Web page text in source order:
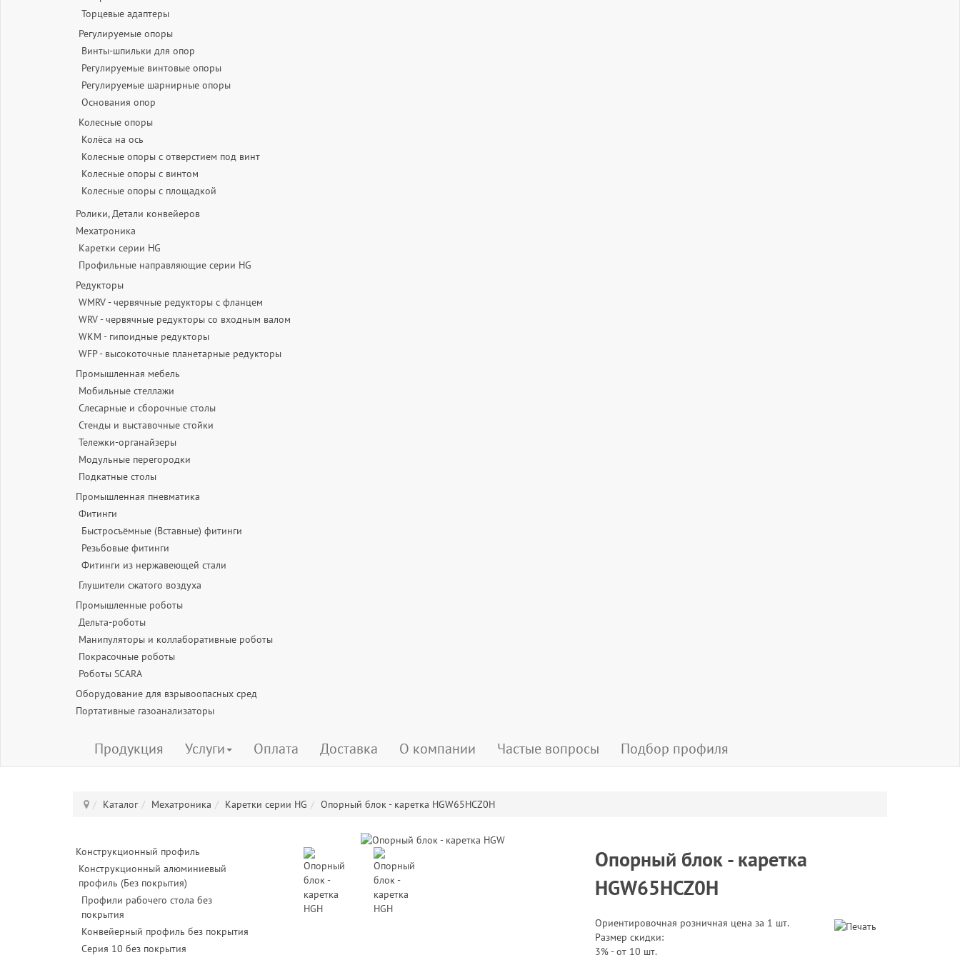
Торцевые адаптеры
Регулируемые опоры
Винты-шпильки для опор
Регулируемые винтовые опоры
Регулируемые шарнирные опоры
Основания опор
Колесные опоры
Колёса на ось
Колесные опоры с отверстием под винт
Колесные опоры с винтом
Колесные опоры с площадкой
Ролики, Детали конвейеров
Мехатроника
Каретки серии HG
Профильные направляющие серии HG
Редукторы
WMRV - червячные редукторы с фланцем
WRV - червячные редукторы со входным валом
WKM - гипоидные редукторы
WFP - высокоточные планетарные редукторы
Промышленная мебель
Мобильные стеллажи
Слесарные и сборочные столы
Стенды и выставочные стойки
Тележки-органайзеры
Модульные перегородки
Подкатные столы
Промышленная пневматика
Фитинги
Быстросъёмные (Вставные) фитинги
Резьбовые фитинги
Фитинги из нержавеющей стали
Глушители сжатого воздуха
Промышленные роботы
Дельта-роботы
Манипуляторы и коллаборативные роботы
Покрасочные роботы
Роботы SCARA
Оборудование для взрывоопасных сред
Портативные газоанализаторы
Продукция Услуги Оплата Доставка О компании Частые вопросы Подбор профиля
Каталог Мехатроника Каретки серии HG Опорный блок - каретка HGW65HCZ0H
Опорный блок - каретка
HGW65HCZ0H
Ориентировочная розничная цена за 1 шт.
Размер скидки:
3% - от 10 шт.
Конструкционный профиль
Конструкционный алюминиевый
профиль (Без покрытия)
Профили рабочего стола без
покрытия
Конвейерный профиль без покрытия
Серия 10 без покрытия